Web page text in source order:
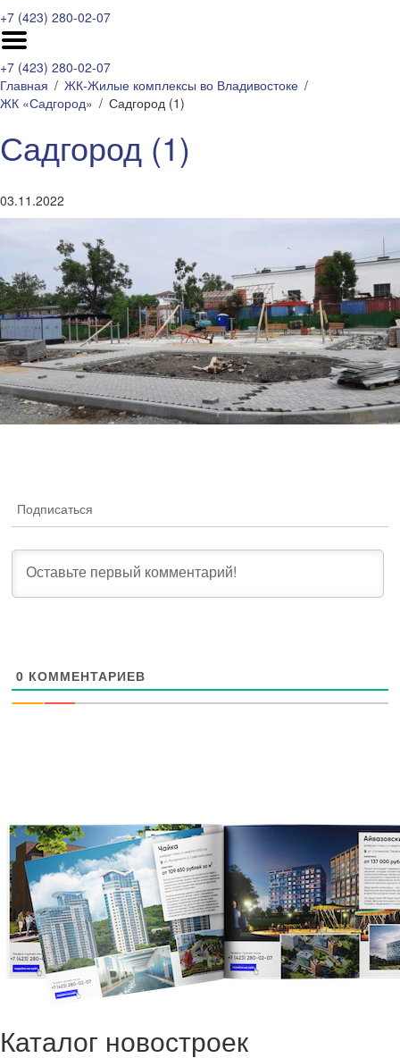
+7 (423) 280-02-07
+7 (423) 280-02-07
Главная
ЖК-Жилые комплексы во Владивостоке
ЖК «Садгород»
Садгород (1)
Садгород (1)
03.11.2022
Подписаться
0 КОММЕНТАРИЕВ
Каталог новостроек